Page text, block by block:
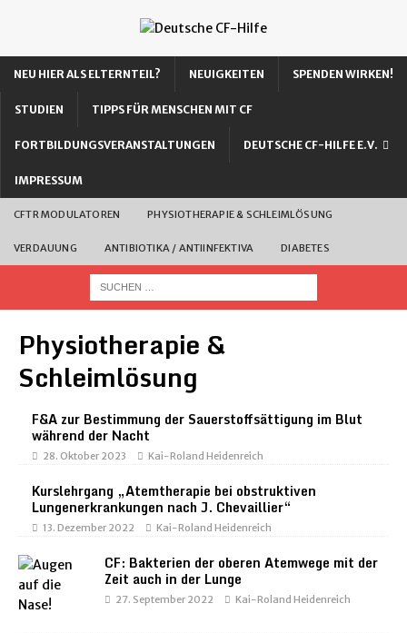
NEU HIER ALS ELTERNTEIL? NEUIGKEITEN SPENDEN WIRKEN!
STUDIEN TIPPS FÜR MENSCHEN MIT CF
FORTBILDUNGSVERANSTALTUNGEN DEUTSCHE CF-HILFE E.V.
IMPRESSUM
CFTR MODULATOREN PHYSIOTHERAPIE & SCHLEIMLÖSUNG
VERDAUUNG ANTIBIOTIKA / ANTIINFEKTIVA DIABETES
Physiotherapie &
Schleimlösung
F&A zur Bestimmung der Sauerstoffsättigung im Blut
während der Nacht
28. Oktober 2023 Kai-Roland Heidenreich
Kurslehrgang „Atemtherapie bei obstruktiven
Lungenerkrankungen nach J. Chevaillier“
13. Dezember 2022 Kai-Roland Heidenreich
CF: Bakterien der oberen Atemwege mit der
Zeit auch in der Lunge
27. September 2022 Kai-Roland Heidenreich